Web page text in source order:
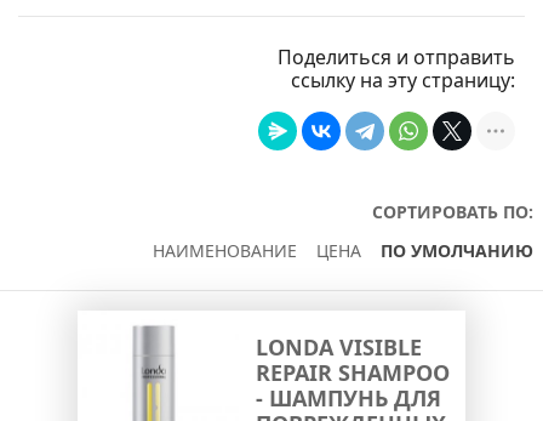
Поделиться и отправить
ссылку на эту страницу:
СОРТИРОВАТЬ ПО:
НАИМЕНОВАНИЕ
ЦЕНА ПО УМОЛЧАНИЮ
LONDA VISIBLE
REPAIR SHAMPOO
- ШАМПУНЬ ДЛЯ